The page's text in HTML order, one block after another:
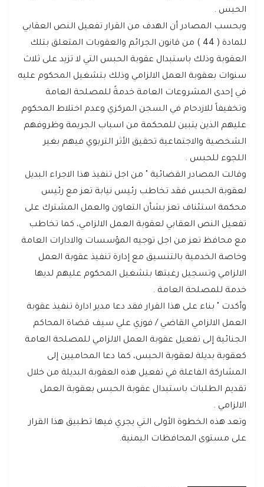
الحبس .
وبحسب المصادر أن الهدف من القرار تفعيل النص العقابي
للمادة ( 44 ) من قانون الجرائم والعقوبات المتعلق بتلك
العقوبة وذلك باستبدال عقوبة الحبس التي لا تزيد على ثلاث
سنوات بعقوبة العمل الالزامي وذلك بتشغيل المحكوم عليه
في إحدى المشروعات العامة خدمةً للمصلحة العامة
وتخفيفاً للازدحام في السجن المركزي وعدم اختلاط المحكوم
عليهم الذين يتبين للمحكمة من اسباب الجريمة وظروفهم
الشخصية والاجتماعية تحقيق الأثر التربوي فيهم بغير
اللجوء للحبس .
وقالت المصادر القضائية " من اجل تنفيذ هذا الاجراء البديل
لعقوبة الحبس فقد تخاطب رئيس نيابة تعز مع رئيس
محكمة استئناف تعز بشأن التعاون والعمل المشترك على
تفعيل النص العقابي لعقوبة العمل الالزامي، كما تخاطب
مع محافظ تعز من اجل توجيه المؤسسات والادارات العامة
وخاصة الخدمية بالتنسيق مع إدارة تنفيذ عقوبة العمل
الالزامي وتسجيل رغبتها بتشغيل المحكوم عليهم لديها
خدمة للمصلحة العامة .
وأكدت " بناء على هذا القرار فقد دعا مدير ادارة تنفيذ عقوبة
العمل الالزامي القاضي / فوزي علي سيف قضاة المحاكم
الجنائية إلى تفعيل عقوبة العمل الالزامي للمصلحة العامة
كعقوبة بديلة لعقوبة الحبس، كما دعا المحاميين إلى
المشاركة الفاعلة في تفعيل هذه العقوبة البديلة من خلال
تقديم الطلبات باستبدال عقوبة الحبس بعقوبة العمل
الالزامي .
وتعد هذه الخطوة الأولى التي يجري فيها تطبيق هذا القرار
على مستوى المحافظات اليمنية.